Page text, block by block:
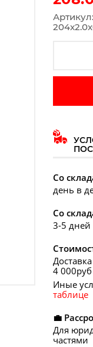
Со
день в
Со
3-5 дней
4
Иные
таблице
💼
Для
частями